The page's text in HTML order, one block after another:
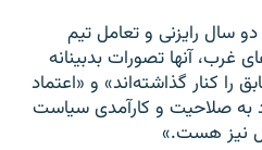
سال رایزنی و تعامل تیم
غرب، آنها تصورات بدبینانه
را کنار گذاشته‌اند» و «اعتماد
به صلاحیت و کارآمدی سیاست
نیز هست.»